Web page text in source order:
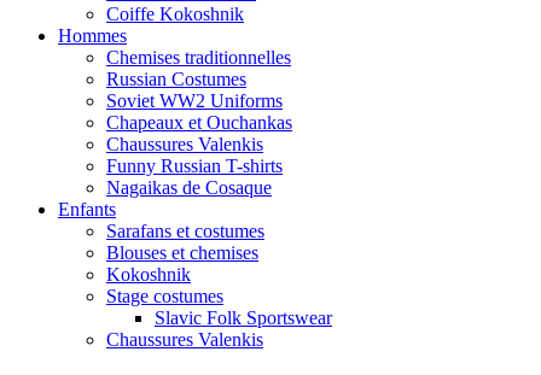
Coiffe Kokoshnik
Hommes
Chemises traditionnelles
Russian Costumes
Soviet WW2 Uniforms
Chapeaux et Ouchankas
Chaussures Valenkis
Funny Russian T-shirts
Nagaikas de Cosaque
Enfants
Sarafans et costumes
Blouses et chemises
Kokoshnik
Stage costumes
Slavic Folk Sportswear
Chaussures Valenkis